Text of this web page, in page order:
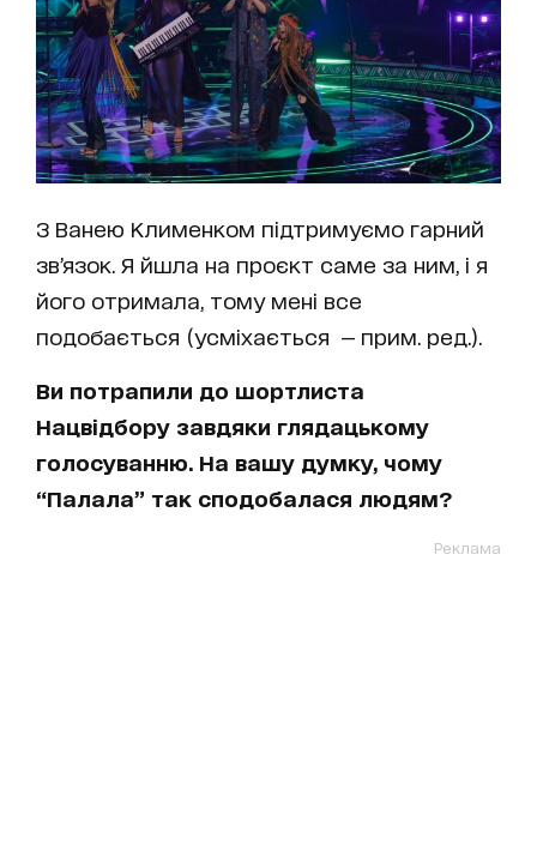
З Ванею Клименком підтримуємо гарний
зв’язок. Я йшла на проєкт саме за ним, і я
його отримала, тому мені все
подобається (усміхається — прим. ред.).
Ви потрапили до шортлиста
Нацвідбору завдяки глядацькому
голосуванню. На вашу думку, чому
“Палала” так сподобалася людям?
Реклама